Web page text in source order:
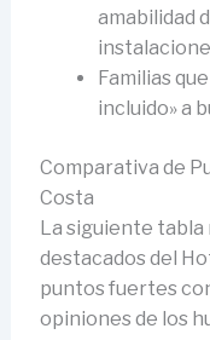
amabilidad
Familias
incluido» a
Comparativa de
Costa
La siguiente tabla
destacados del
puntos fuertes
opiniones de los